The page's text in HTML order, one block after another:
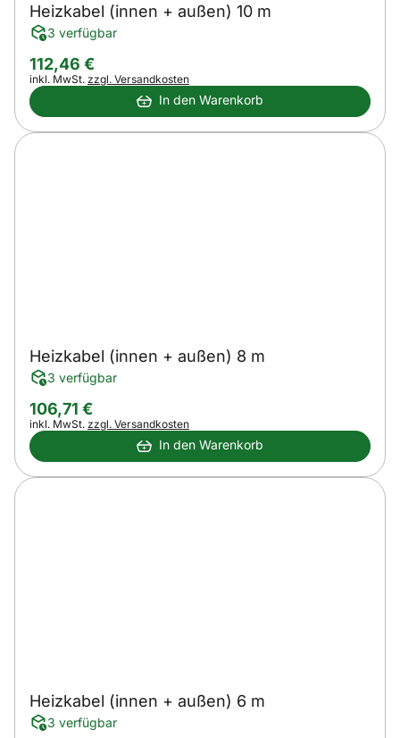
Heizkabel (innen + außen) 10 m
3 verfügbar
112,46 €
Steuerhinweis:
inkl. MwSt. zzgl. Versandkosten
In den Warenkorb
Heizkabel (innen + außen) 8 m
3 verfügbar
106,71 €
Steuerhinweis:
inkl. MwSt. zzgl. Versandkosten
In den Warenkorb
Heizkabel (innen + außen) 6 m
3 verfügbar